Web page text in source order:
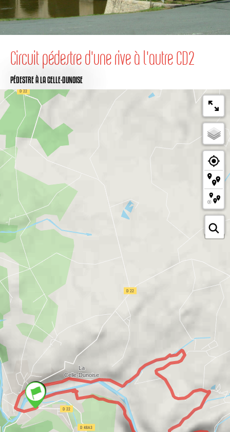
Circuit pédestre d'une rive à l'autre CD2
PÉDESTREÀ LA CELLE-DUNOISE